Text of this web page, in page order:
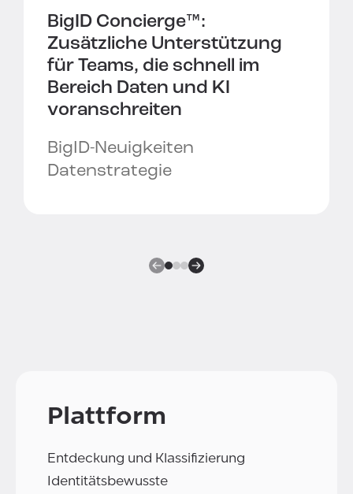
BigID Concierge™:
Zusätzliche Unterstützung
für Teams, die schnell im
Bereich Daten und KI
voranschreiten
BigID-Neuigkeiten
Datenstrategie
Plattform
Entdeckung und Klassifizierung
Identitätsbewusste